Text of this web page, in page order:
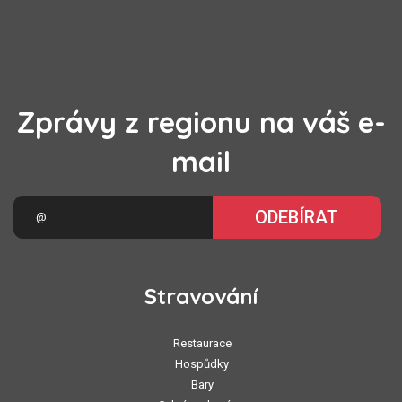
Zprávy z regionu na váš e-
mail
ODEBÍRAT
Stravování
Restaurace
Hospůdky
Bary